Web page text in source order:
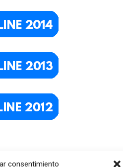
consentimiento